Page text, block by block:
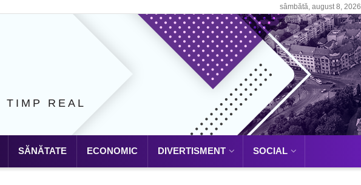
sâmbătă, august 8, 2026
REAL
SĂNĂTATE ECONOMIC DIVERTISMENT SOCIAL